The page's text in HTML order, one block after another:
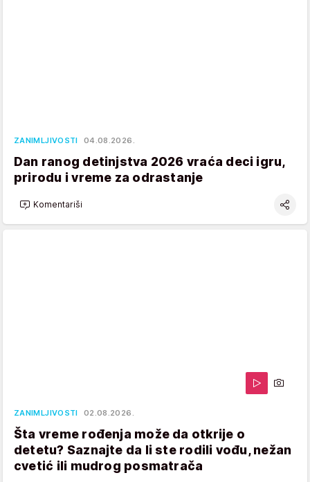
ZANIMLJIVOSTI 04.08.2026.
Dan ranog detinjstva 2026 vraća deci igru,
prirodu i vreme za odrastanje
Komentariši
ZANIMLJIVOSTI 02.08.2026.
Šta vreme rođenja može da otkrije o
detetu? Saznajte da li ste rodili vođu, nežan
cvetić ili mudrog posmatrača